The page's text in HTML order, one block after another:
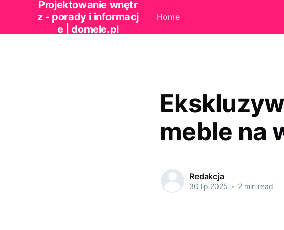
Projektowanie wnętr
z - porady i informacj
e | domele.pl
Home
meble na
Redakcja
30 lip 2025 • 2 min read